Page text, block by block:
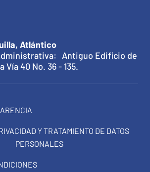
Atlántico
Antiguo Edificio de
Vía 40 No. 36 - 135.
Y TRATAMIENTO DE DATOS
PERSONALES